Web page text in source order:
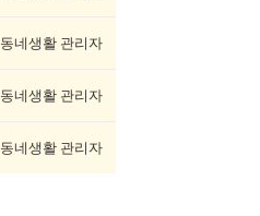
동네생활 관리자
동네생활 관리자
동네생활 관리자